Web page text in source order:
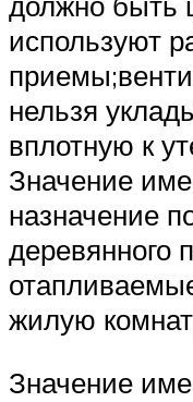
используют
нельзя
вплотную к
Значение
назначение
деревянного
жилую
Значение